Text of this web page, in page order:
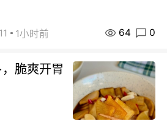
1小时前 64 0
脆爽开胃